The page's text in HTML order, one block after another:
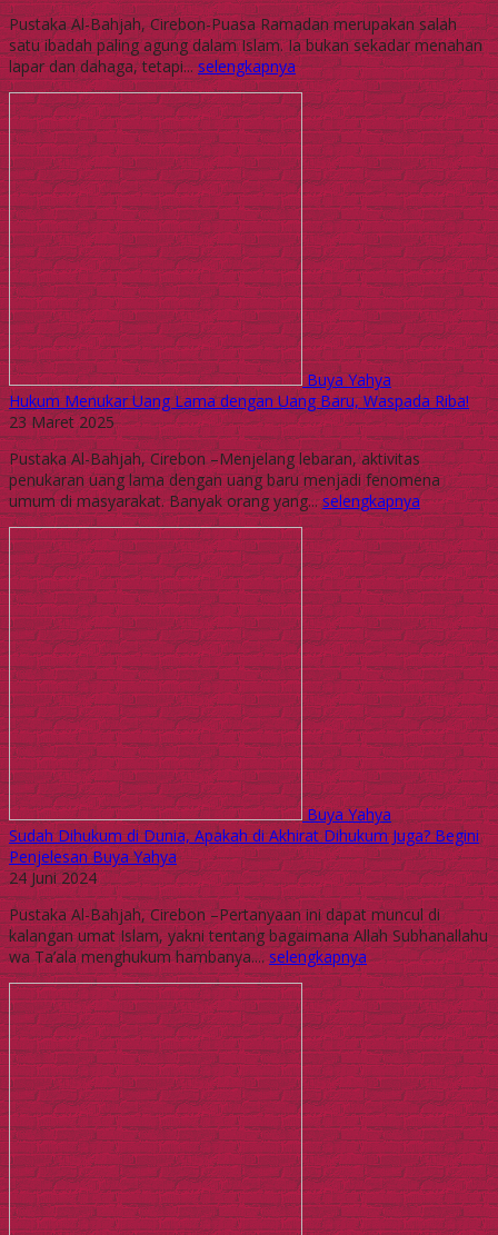
Pustaka Al-Bahjah, Cirebon-Puasa Ramadan merupakan salah
satu ibadah paling agung dalam Islam. Ia bukan sekadar menahan
lapar dan dahaga, tetapi...selengkapnya
Buya Yahya
Hukum Menukar Uang Lama dengan Uang Baru, Waspada Riba!
23 Maret 2025
Pustaka Al-Bahjah, Cirebon –Menjelang lebaran, aktivitas
penukaran uang lama dengan uang baru menjadi fenomena
umum di masyarakat. Banyak orang yang...selengkapnya
Buya Yahya
Sudah Dihukum di Dunia, Apakah di Akhirat Dihukum Juga? Begini
Penjelesan Buya Yahya
24 Juni 2024
Pustaka Al-Bahjah, Cirebon –Pertanyaan ini dapat muncul di
kalangan umat Islam, yakni tentang bagaimana Allah Subhanallahu
wa Ta’ala menghukum hambanya....selengkapnya